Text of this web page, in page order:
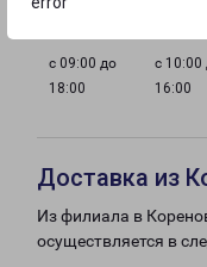
с 09:00 до
18:00
с 10:00
16:00
Доставка из
Из филиала в
осуществляется в